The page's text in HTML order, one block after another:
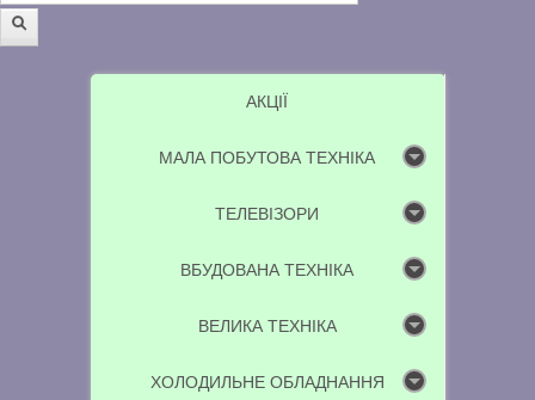
АКЦІЇ
МАЛА ПОБУТОВА ТЕХНІКА
ТЕЛЕВІЗОРИ
ВБУДОВАНА ТЕХНІКА
ВЕЛИКА ТЕХНІКА
ХОЛОДИЛЬНЕ ОБЛАДНАННЯ